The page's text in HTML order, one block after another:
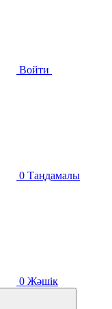
Войти
0 Таңдамалы
0 Жәшік